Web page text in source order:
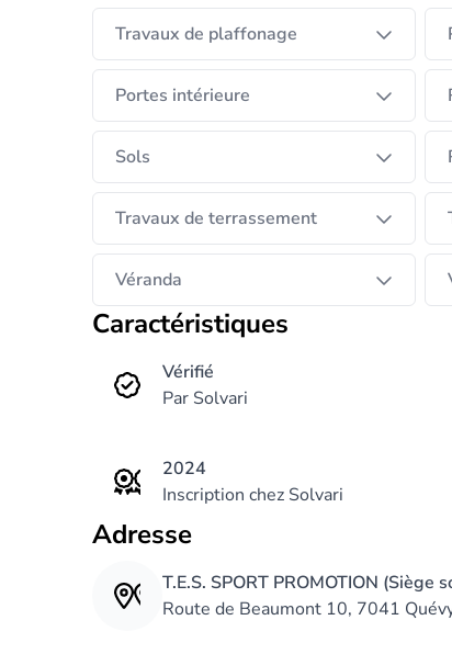
Travaux de plaffonage
Portes intérieure
Sols
Travaux de terrassement
Véranda
Caractéristiques
Vérifié
Par Solvari
2024
Inscription chez Solvari
Adresse
T.E.S. SPORT PROMOTION (Siège
Route de Beaumont 10, 7041